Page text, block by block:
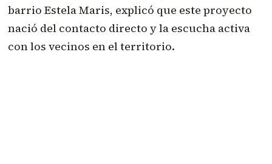
barrio Estela Maris, explicó que este proyecto
nació del contacto directo y la escucha activa
con los vecinos en el territorio.